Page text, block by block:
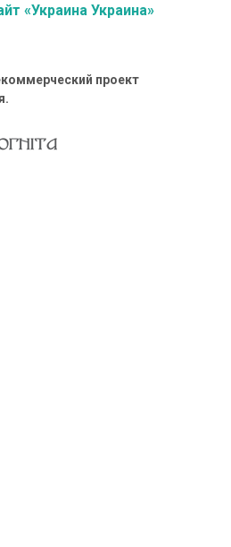
«Украина Украина»
проект